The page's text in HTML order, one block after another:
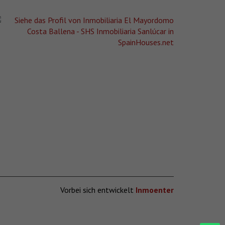
Vorbei sich entwickelt Inmoenter